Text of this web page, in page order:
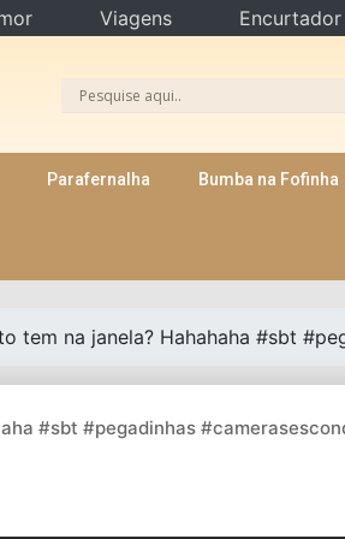
Parafernalha Bumba na Fofinha
tem na janela? Hahahaha #sbt
#sbt #pegadinhas
Viagens